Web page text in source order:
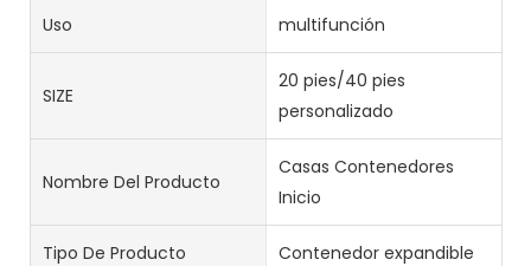
Uso multifunción
SIZE
20 pies/40 pies
personalizado
Nombre Del Producto
Casas Contenedores
Inicio
Tipo De Producto Contenedor expandible